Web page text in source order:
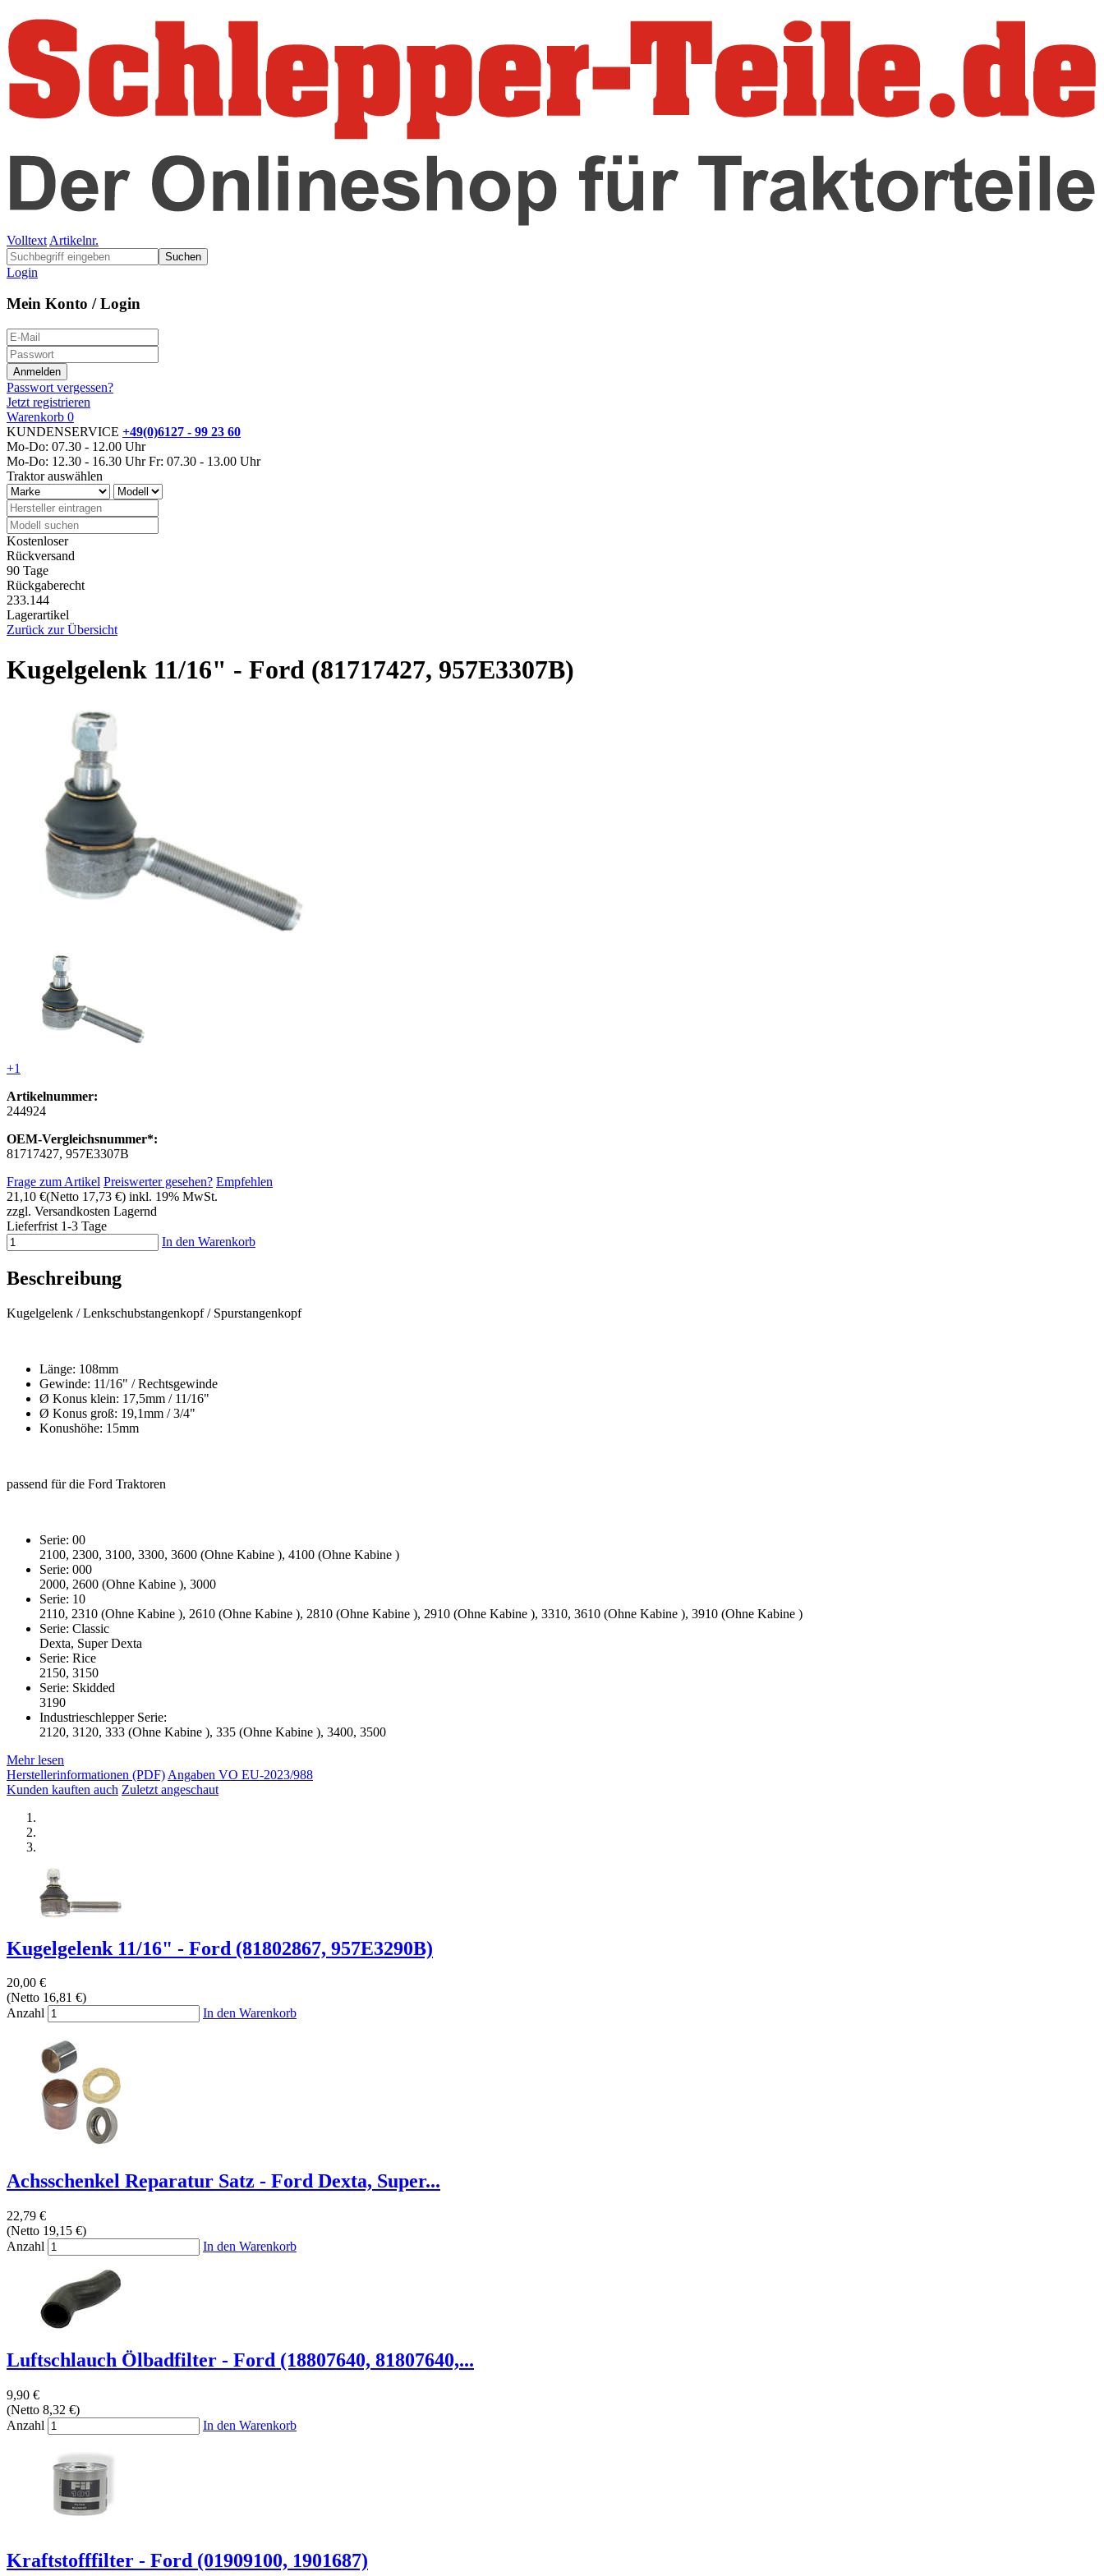
Volltext Artikelnr.
Suchen
Login
Mein Konto / Login
Passwort vergessen?
Jetzt registrieren
Warenkorb 0
KUNDENSERVICE +49(0)6127 - 99 23 60
Mo-Do: 07.30 - 12.00 Uhr
Mo-Do: 12.30 - 16.30 Uhr Fr: 07.30 - 13.00 Uhr
Traktor auswählen
Kostenloser
Rückversand
90 Tage
Rückgaberecht
233.144
Lagerartikel
Zurück zur Übersicht
Kugelgelenk 11/16" - Ford (81717427, 957E3307B)
+1
Artikelnummer:
244924
OEM-Vergleichsnummer*:
81717427, 957E3307B
Frage zum Artikel Preiswerter gesehen? Empfehlen
21,10 €(Netto 17,73 €) inkl. 19% MwSt.
zzgl. Versandkosten Lagernd
Lieferfrist 1-3 Tage
In den Warenkorb
Beschreibung
Kugelgelenk / Lenkschubstangenkopf / Spurstangenkopf
Länge: 108mm
Gewinde: 11/16" / Rechtsgewinde
Ø Konus klein: 17,5mm / 11/16"
Ø Konus groß: 19,1mm / 3/4"
Konushöhe: 15mm
passend für die Ford Traktoren
Serie: 00
2100, 2300, 3100, 3300, 3600 (Ohne Kabine ), 4100 (Ohne Kabine )
Serie: 000
2000, 2600 (Ohne Kabine ), 3000
Serie: 10
2110, 2310 (Ohne Kabine ), 2610 (Ohne Kabine ), 2810 (Ohne Kabine ), 2910 (Ohne Kabine ), 3310, 3610 (Ohne Kabine ), 3910 (Ohne Kabine )
Serie: Classic
Dexta, Super Dexta
Serie: Rice
2150, 3150
Serie: Skidded
3190
Industrieschlepper Serie:
2120, 3120, 333 (Ohne Kabine ), 335 (Ohne Kabine ), 3400, 3500
Mehr lesen
Herstellerinformationen (PDF) Angaben VO EU-2023/988
Kunden kauften auch Zuletzt angeschaut
Kugelgelenk 11/16" - Ford (81802867, 957E3290B)
20,00 €
(Netto 16,81 €)
Anzahl
In den Warenkorb
Achsschenkel Reparatur Satz - Ford Dexta, Super...
22,79 €
(Netto 19,15 €)
Anzahl
In den Warenkorb
Luftschlauch Ölbadfilter - Ford (18807640, 81807640,...
9,90 €
(Netto 8,32 €)
Anzahl
In den Warenkorb
Kraftstofffilter - Ford (01909100, 1901687)